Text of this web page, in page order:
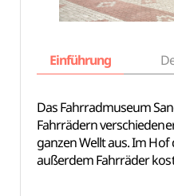
Einführung
Das Fahrradmuseum
Fahrrädern
ganzen Wellt aus. Im
außerdem Fahrräder